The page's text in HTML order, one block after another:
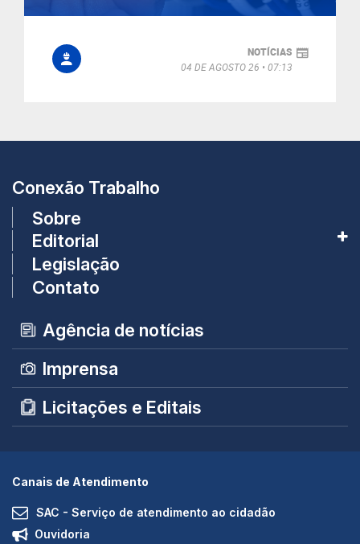
NOTÍCIAS
04 DE AGOSTO 26
07:13
Conexão Trabalho
Sobre
Editorial
Legislação
Contato
Agência de notícias
Imprensa
Licitações e Editais
Canais de Atendimento
SAC - Serviço de atendimento ao cidadão
Ouvidoria